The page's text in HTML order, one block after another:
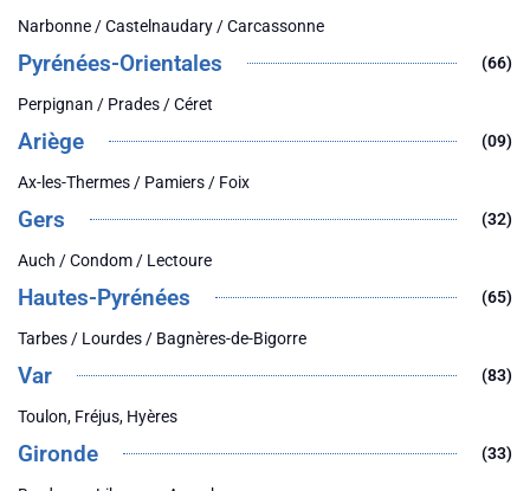
Narbonne / Castelnaudary / Carcassonne
Pyrénées-Orientales (66)
Perpignan / Prades / Céret
Ariège (09)
Ax-les-Thermes / Pamiers / Foix
Gers (32)
Auch / Condom / Lectoure
Hautes-Pyrénées (65)
Tarbes / Lourdes / Bagnères-de-Bigorre
Var (83)
Toulon, Fréjus, Hyères
Gironde (33)